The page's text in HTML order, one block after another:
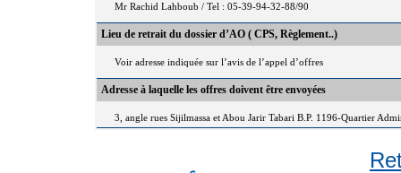
Mr Rachid Lahboub / Tel : 05-39-94-32-88/90
Lieu de retrait du dossier d’AO ( CPS, Règlement..)
Voir adresse indiquée sur l’avis de l’appel d’offres
Adresse à laquelle les offres doivent être envoyées
3, angle rues Sijilmassa et Abou Jarir Tabari B.P. 1196-Quartier